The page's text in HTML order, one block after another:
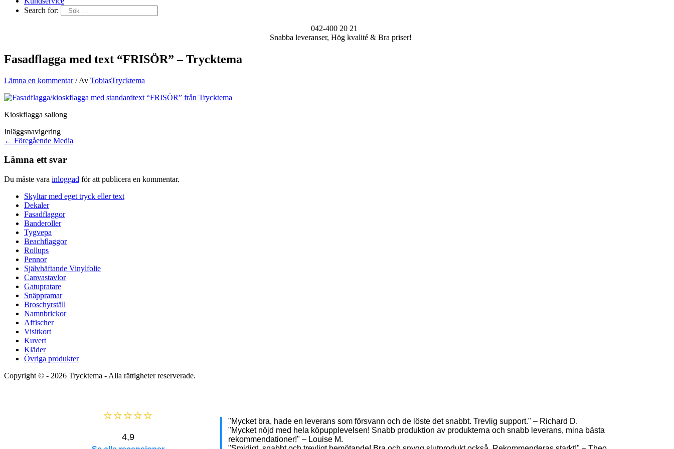
Search for:
042-400 20 21
Snabba leveranser, Hög kvalité & Bra priser!
Fasadflagga med text “FRISÖR” – Trycktema
Lämna en kommentar / Av TobiasTrycktema
Kioskflagga sallong
Inläggsnavigering
← Föregående Media
Lämna ett svar
Du måste vara inloggad för att publicera en kommentar.
Skyltar med eget tryck eller text
Dekaler
Fasadflaggor
Banderoller
Tygvepa
Beachflaggor
Rollups
Pennor
Självhäftande Vinylfolie
Canvastavlor
Gatupratare
Snäppramar
Broschyrställ
Namnbrickor
Affischer
Visitkort
Kuvert
Kläder
Övriga produkter
Copyright © - 2026 Trycktema - Alla rättigheter reserverade.
⭐⭐⭐⭐⭐
4,9
"Mycket bra, hade en leverans som försvann och de löste det snabbt. Trevlig support." – Richard D.
"Mycket nöjd med hela köpupplevelsen! Snabb produktion av produkterna och snabb leverans, mina bästa
rekommendationer!" – Louise M.